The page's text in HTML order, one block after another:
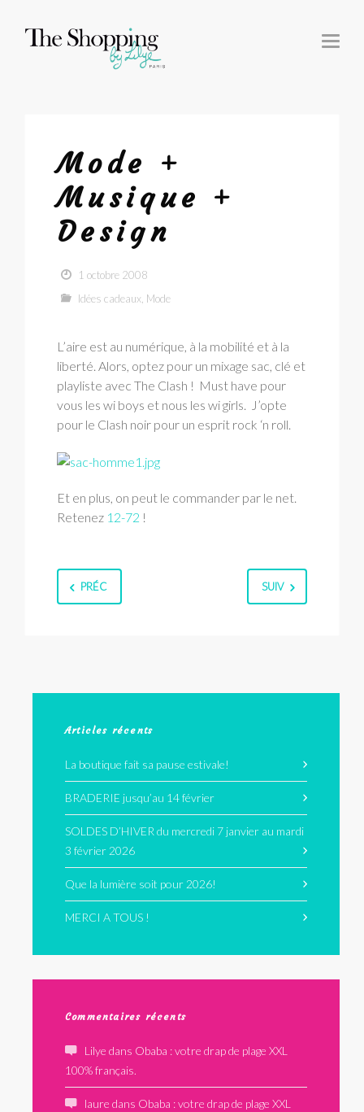
T
O
Mode +
Musique +
Design
1 octobre 2008
Idées cadeaux Mode
L’aire est au numérique, à la mobilité et à la
liberté. Alors, optez pour un mixage sac, clé et
playliste avec The Clash ! Must have pour
vous les wi boys et nous les wi girls. J’opte
pour le Clash noir pour un esprit rock ‘n roll.
Et en plus, on peut le commander par le net.
Retenez 12-72 !
PRÉC SUIV
Articles récents
La boutique fait sa pause estivale!
BRADERIE jusqu’au 14 février
SOLDES D’HIVER du mercredi 7 janvier au mardi
3 février 2026
Que la lumière soit pour 2026!
MERCI A TOUS !
Commentaires récents
Lilye dans Obaba : votre drap de plage XXL
100% français.
laure dans Obaba : votre drap de plage XXL